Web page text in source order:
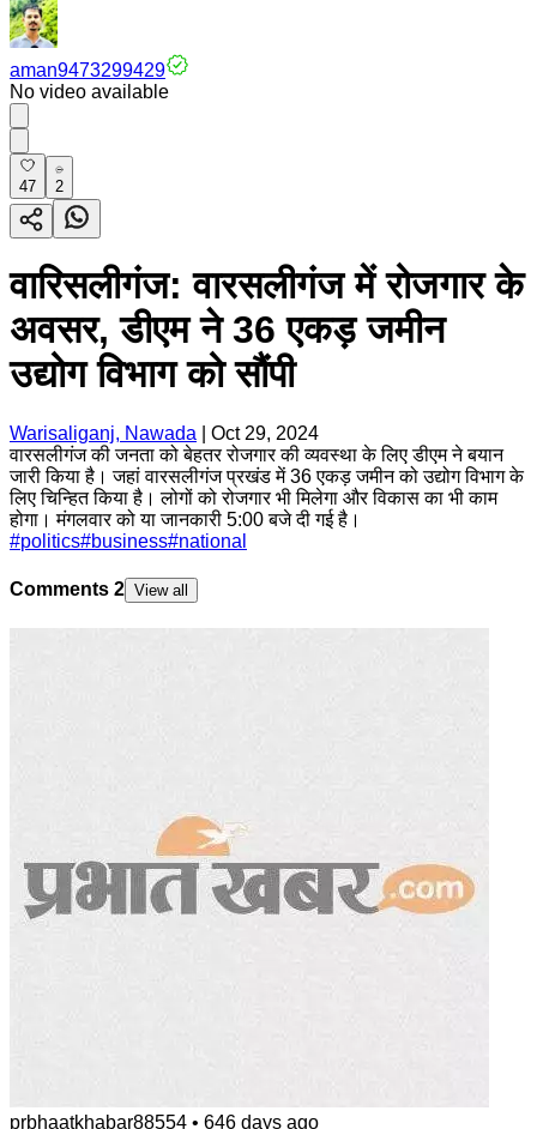
aman9473299429
No video available
47 2
वारिसलीगंज: वारसलीगंज में रोजगार के
अवसर, डीएम ने 36 एकड़ जमीन
उद्योग विभाग को सौंपी
Warisaliganj, Nawada
Oct 29, 2024
वारसलीगंज की जनता को बेहतर रोजगार की व्यवस्था के लिए डीएम ने बयान
जारी किया है। जहां वारसलीगंज प्रखंड में 36 एकड़ जमीन को उद्योग विभाग के
लिए चिन्हित किया है। लोगों को रोजगार भी मिलेगा और विकास का भी काम
होगा। मंगलवार को या जानकारी 5:00 बजे दी गई है।
#politics#business#national
Comments 2 View all
prbhaatkhabar88554 • 646 days ago